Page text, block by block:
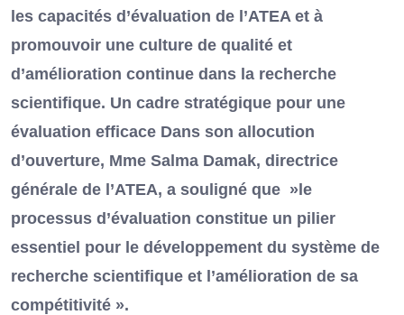
les capacités d’évaluation de l’ATEA et à
promouvoir une culture de qualité et
d’amélioration continue dans la recherche
scientifique. Un cadre stratégique pour une
évaluation efficace Dans son allocution
d’ouverture, Mme Salma Damak, directrice
générale de l’ATEA, a souligné que »le
processus d’évaluation constitue un pilier
essentiel pour le développement du système de
recherche scientifique et l’amélioration de sa
compétitivité ».